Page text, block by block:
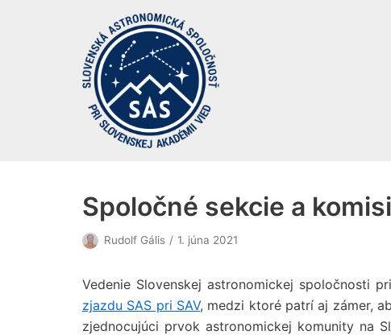
Spoločné sekcie a
Rudolf Gális 1. júna 2021
Vedenie Slovenskej astronomickej spoločnosti
zjazdu SAS pri SAV, medzi ktoré patrí aj zámer,
zjednocujúci prvok astronomickej komunity na